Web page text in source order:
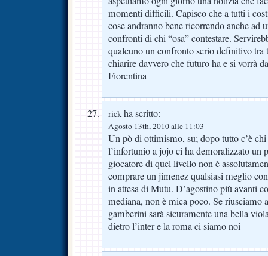
momenti difficili. Capisco che a tutti i
cose andranno bene ricorrendo anche ad
confronti di chi “osa” contestare.
qualcuno un confronto serio definitivo tra
chiarire davvero che futuro ha e si vorrà
Fiorentina
rick ha scritto:
Agosto 13th, 2010 alle 11:03
Un pò di ottimismo, su; dopo tutto c’è chi
l’infortunio a jojo ci ha demoralizzato un
giocatore di quel livello non è
comprare un jimenez qualsiasi meglio
in attesa di Mutu. D’agostino più avanti
mediana, non è mica poco. Se riusciamo
gamberini sarà sicuramente una bella
dietro l’inter e la roma ci siamo noi